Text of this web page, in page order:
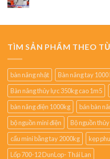
TÌM SẢN PHẨM THEO
bàn nâng nhật
Bàn nâng tay 1000
Bàn nâng thủy lực 350kg cao 1m5
bàn nâng điện 1000kg
bán bàn
bộ nguồn mini điện
Bộ nguồn
cẩu mini bằng tay 2000kg
kẹp
Lốp 700-12 DunLop- Thái Lan